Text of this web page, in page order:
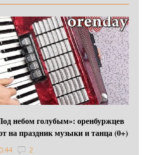
небом голубым»: оренбуржцев
на праздник музыки и танца (0+)
2